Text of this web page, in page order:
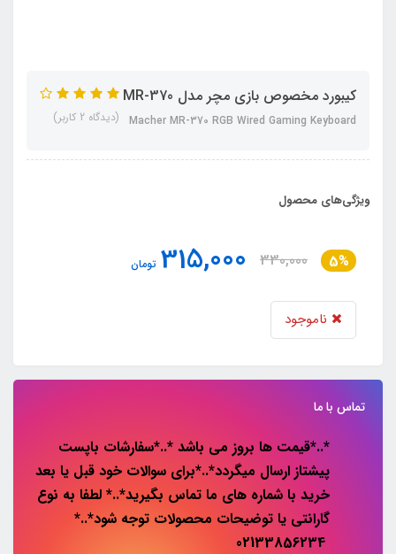
کیبورد مخصوص بازی مچر مدل MR-370
Macher MR-370 RGB Wired Gaming Keyboard (دیدگاه 2 کاربر)
ویژگی‌های محصول
5%
330,000
315,000 تومان
ناموجود
تماس با ما
*..*قیمت ها بروز می باشد *..*سفارشات باپست
پیشتاز ارسال میگردد*..*برای سوالات خود قبل یا بعد
خرید با شماره های ما تماس بگیرید*..* لطفا به نوع
گارانتی یا توضیحات محصولات توجه شود*..*